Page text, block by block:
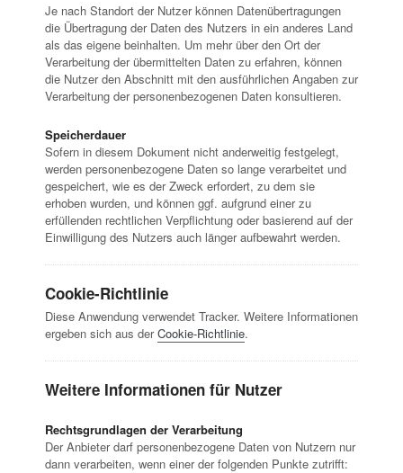
Je nach Standort der Nutzer können Datenübertragungen
die Übertragung der Daten des Nutzers in ein anderes Land
als das eigene beinhalten. Um mehr über den Ort der
Verarbeitung der übermittelten Daten zu erfahren, können
die Nutzer den Abschnitt mit den ausführlichen Angaben zur
Verarbeitung der personenbezogenen Daten konsultieren.
Speicherdauer
Sofern in diesem Dokument nicht anderweitig festgelegt,
werden personenbezogene Daten so lange verarbeitet und
gespeichert, wie es der Zweck erfordert, zu dem sie
erhoben wurden, und können ggf. aufgrund einer zu
erfüllenden rechtlichen Verpflichtung oder basierend auf der
Einwilligung des Nutzers auch länger aufbewahrt werden.
Cookie-Richtlinie
Diese Anwendung verwendet Tracker. Weitere Informationen
ergeben sich aus derCookie-Richtlinie.
Weitere Informationen für Nutzer
Rechtsgrundlagen der Verarbeitung
Der Anbieter darf personenbezogene Daten von Nutzern nur
dann verarbeiten, wenn einer der folgenden Punkte zutrifft: